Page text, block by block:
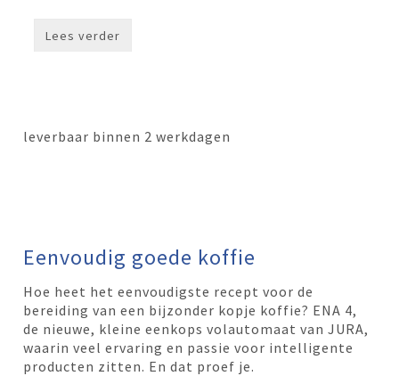
Lees verder
leverbaar binnen 2 werkdagen
Eenvoudig goede koffie
Hoe heet het eenvoudigste recept voor de
bereiding van een bijzonder kopje koffie? ENA 4,
de nieuwe, kleine eenkops volautomaat van JURA,
waarin veel ervaring en passie voor intelligente
producten zitten. En dat proef je.